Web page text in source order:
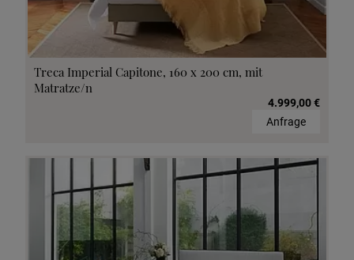
Treca Imperial Capitone, 160 x 200 cm, mit
Matratze/n
4.999,00 €
Anfrage